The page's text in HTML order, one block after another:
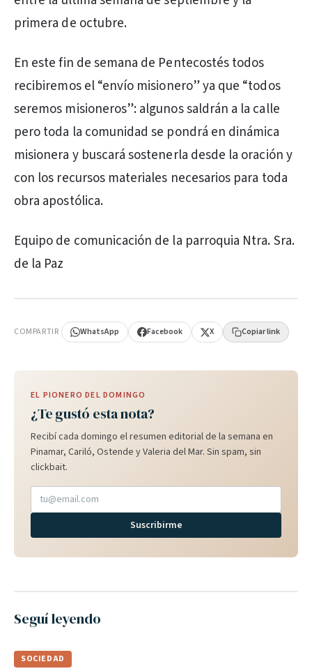
primera de octubre.
En este fin de semana de Pentecostés todos
recibiremos el “envío misionero” ya que “todos
seremos misioneros”: algunos saldrán a la calle
pero toda la comunidad se pondrá en dinámica
misionera y buscará sostenerla desde la oración y
con los recursos materiales necesarios para toda
obra apostólica.
Equipo de comunicación de la parroquia Ntra. Sra.
de la Paz
COMPARTIR WhatsApp Facebook X Copiar link
EL PIONERO DEL DOMINGO
¿Te gustó esta nota?
Recibí cada domingo el resumen editorial de la semana en
Pinamar, Cariló, Ostende y Valeria del Mar. Sin spam, sin
clickbait.
Suscribirme
Seguí leyendo
SOCIEDAD